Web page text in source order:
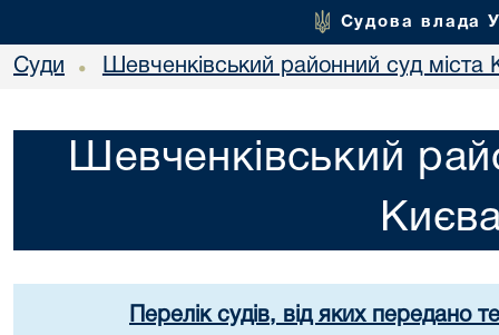
Судова влада
Суди • Шевченківський районний суд міста
Шевченківський
Перелік судів, від яких передано